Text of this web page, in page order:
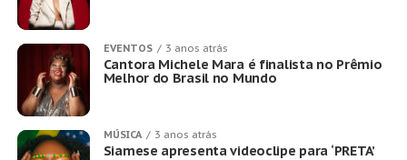
EVENTOS 3 anos atrás
Cantora Michele Mara é finalista no Prêmio
Melhor do Brasil no Mundo
MÚSICA 3 anos atrás
Siamese apresenta videoclipe para ‘PRETA’